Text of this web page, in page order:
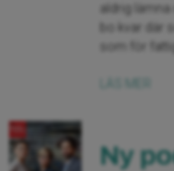
aldrig lämna
bo kvar där
som för
Ny